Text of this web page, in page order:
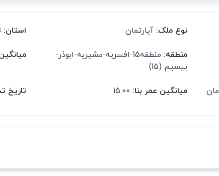
نوع ملک: آپارتمان استان:
منطقه:
منطقه15-افسریه-مشیریه-ابوذر-
بیسیم (15)
میانگین عمر بنا: تاریخ